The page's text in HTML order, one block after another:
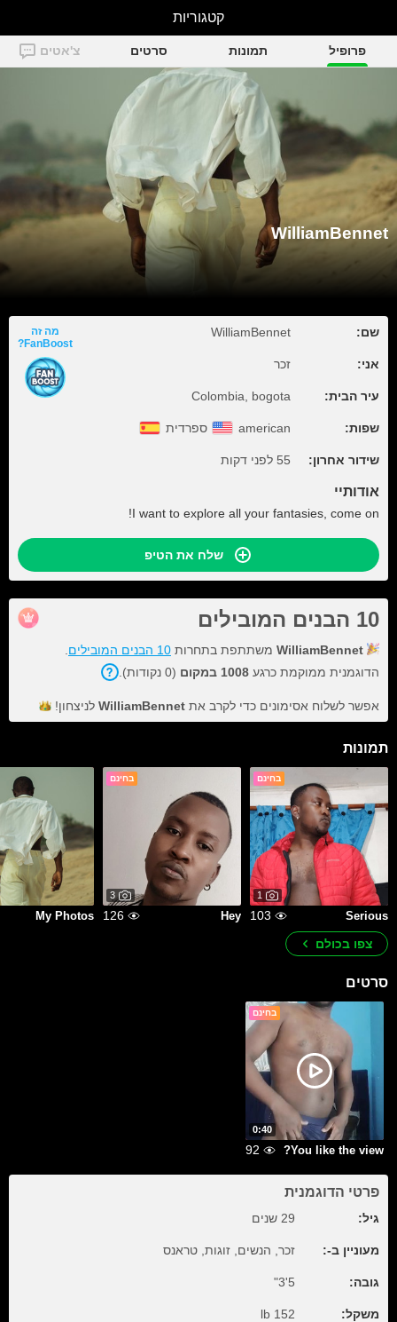
WilliamBennet
פרופיל תמונות סרטים צ'אטים
WilliamBennet
שם: WilliamBennet
אני: זכר
עיר הבית: Colombia, bogota
שפות: american ספרדית
שידור אחרון: 55 לפני דקות
מה זה
FanBoost?
אודותיי
I want to explore all your fantasies, come on!
שלח את הטיפ
10 הבנים המובילים
WilliamBennet משתתפת בתחרות 10 הבנים המובילים
הדוגמנית ממוקמת כרגע 1008 במקום (0 נקודות).
אפשר לשלוח אסימונים כדי לקרב את WilliamBennet לניצחון!
תמונות
בחינם
1
Serious
103
בחינם
3
Hey
126
My Photos
צפו בכולם
סרטים
בחינם
0:40
You like the view?
92
פרטי הדוגמנית
גיל: 29 שנים
מעוניין ב-: זכר, הנשים, זוגות, טראנס
גובה: 5'3"
משקל: 152 lb
קטגוריות